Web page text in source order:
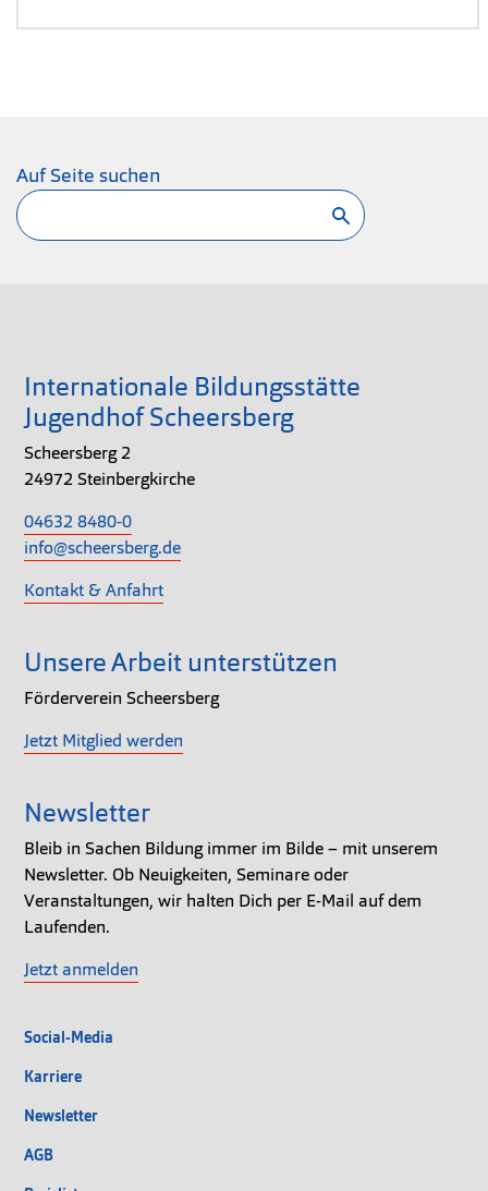
Auf Seite suchen
Suchen
Internationale Bildungsstätte
Jugendhof Scheersberg
Scheersberg 2
24972 Steinbergkirche
04632 8480-0
info@scheersberg.de
Kontakt & Anfahrt
Unsere Arbeit unterstützen
Förderverein Scheersberg
Jetzt Mitglied werden
Newsletter
Bleib in Sachen Bildung immer im Bilde – mit unserem
Newsletter. Ob Neuigkeiten, Seminare oder
Veranstaltungen, wir halten Dich per E-Mail auf dem
Laufenden.
Jetzt anmelden
Social-Media
Karriere
Newsletter
AGB